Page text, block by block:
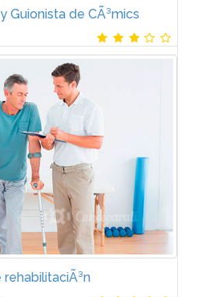
Guionista de CÃ³mics
Curso de Ilustrador y Guionista
una formaciÃ³n artÃ­stica
posible sobre el
rehabilitaciÃ³n